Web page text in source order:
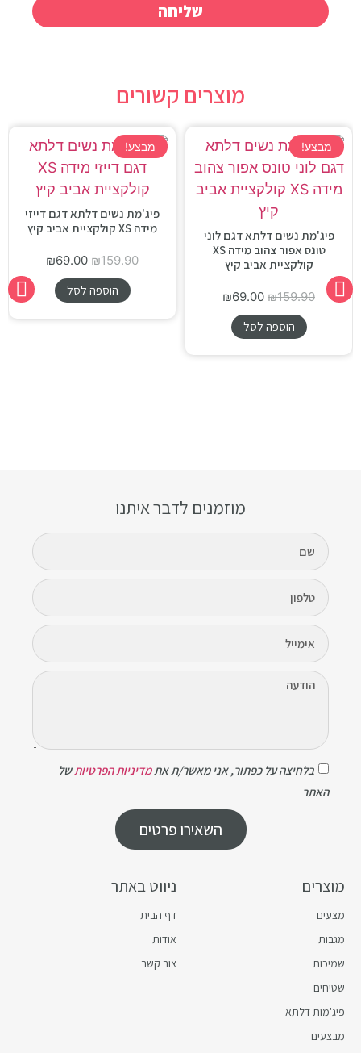
שליחה
מוצרים קשורים
מבצע!
פיג'מת נשים דלתא דגם לוני
טונס אפור צהוב מידה XS
קולקציית אביב קיץ
₪159.90
₪69.00
הוספה לסל
מבצע!
פיג'מת נשים דלתא דגם דייזי
מידה XS קולקציית אביב קיץ
₪159.90
₪69.00
הוספה לסל
ניווט באתר
דף הבית
אודות
צור קשר
מוצרים
מצעים
מגבות
שמיכות
שטיחים
פיג'מות דלתא
מבצעים
מוזמנים לדבר איתנו
בלחיצה על כפתור, אני מאשר/ת אתמדיניות הפרטיותשל
האתר
השאירו פרטים